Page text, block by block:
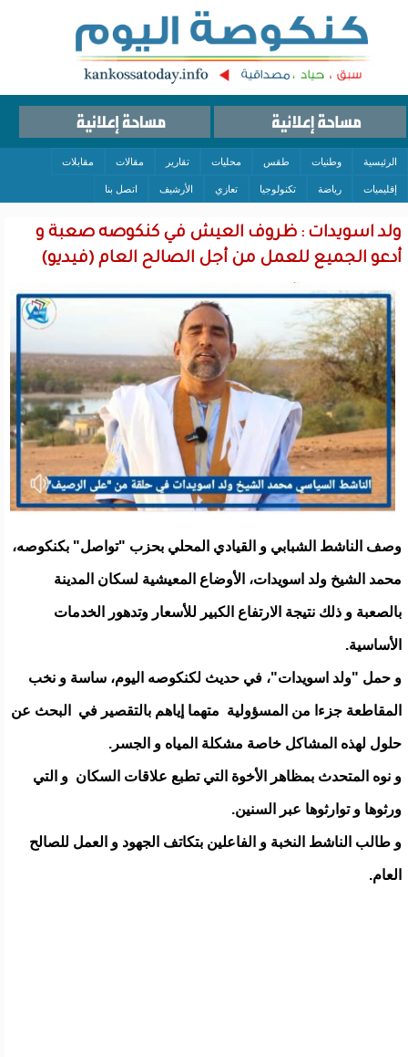
الرئيسية وطنيات طقس محليات تقارير مقالات مقابلات
إقليميات رياضة تكنولوجيا تعازي الأرشيف اتصل بنا
ولد اسويدات : ظروف العيش في كنكوصه صعبة و
أدعو الجميع للعمل من أجل الصالح العام (فيديو)
وصف الناشط الشبابي و القيادي المحلي بحزب "تواصل" بكنكوصه،
محمد الشيخ ولد اسويدات، الأوضاع المعيشية لسكان المدينة
بالصعبة و ذلك نتيجة الارتفاع الكبير للأسعار وتدهور الخدمات
الأساسية.
و حمل "ولد اسويدات"، في حديث لكنكوصه اليوم، ساسة و نخب
المقاطعة جزءا من المسؤولية متهما إياهم بالتقصير في البحث عن
حلول لهذه المشاكل خاصة مشكلة المياه و الجسر.
و نوه المتحدث بمظاهر الأخوة التي تطبع علاقات السكان و التي
ورثوها و توارثوها عبر السنين.
و طالب الناشط النخبة و الفاعلين بتكاتف الجهود و العمل للصالح
العام.